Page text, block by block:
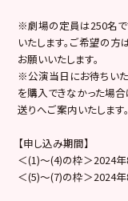
※劇場の定員は250名で
いたします。ご希望の
お願いいたします。
※公演当日にお待ちいた
を購入できなかった場
送りへご案内いたします。
【申し込み期間】
＜(1)～(4)の枠＞2024
＜(5)～(7)の枠＞2024